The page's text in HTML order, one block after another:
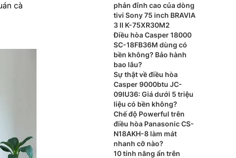
cà
phản đỉnh cao của dòng
tivi Sony 75 inch BRAVIA
3 II K-75XR30M2
Điều hòa Casper 18000
SC-18FB36M dùng có
bền không? Bảo hành
bao lâu?
Sự thật về điều hòa
Casper 9000btu JC-
09IU36: Giá dưới 5 triệu
liệu có bền không?
Chế độ Powerful trên
điều hòa Panasonic CS-
N18AKH-8 làm mát
nhanh cỡ nào?
10 tính năng ẩn trên